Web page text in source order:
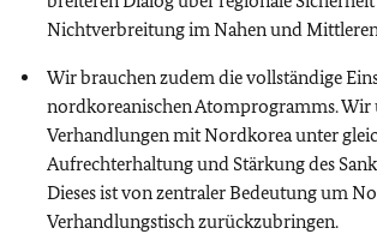
Nichtverbreitung im Nahen und
Wir brauchen zudem die vollständige
nordkoreanischen Atomprogramms. Wir
Verhandlungen mit Nordkorea unter
Aufrechterhaltung und Stärkung des
Dieses ist von zentraler Bedeutung um
Verhandlungstisch zurückzubringen.